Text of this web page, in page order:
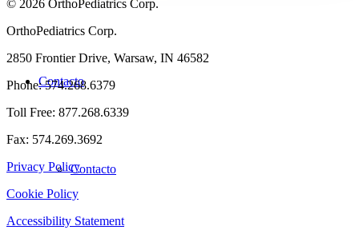
Contacto
Contacto
© 2026 OrthoPediatrics Corp.
OrthoPediatrics Corp.
2850 Frontier Drive, Warsaw, IN 46582
Phone: 574.268.6379
Toll Free: 877.268.6339
Fax: 574.269.3692
Privacy Policy
Cookie Policy
Accessibility Statement